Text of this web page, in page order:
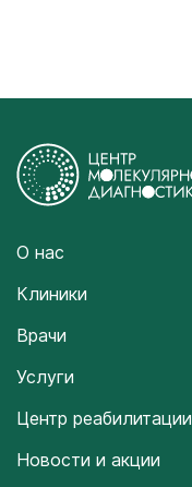
О нас
Клиники
Врачи
Услуги
Центр реабилитации
Новости и акции